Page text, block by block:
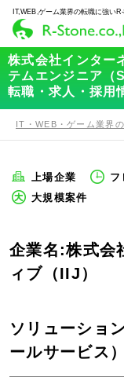
IT,WEB,ゲーム業界の転職に強い
株式会社インター
テムエンジニア（
転職・求人・採用
IT・WEB・ゲーム業界
上場企業 フ
大規模案件
企業名:株式会
ィブ（IIJ）
ソリューショ
ールサービス）